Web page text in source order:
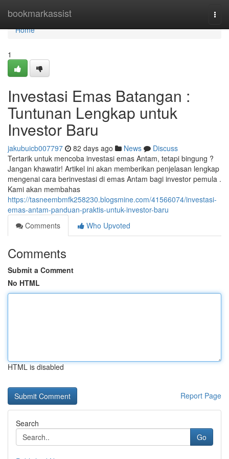
bookmarkassist
Home
Home
1
Investasi Emas Batangan :
Tuntunan Lengkap untuk
Investor Baru
jakubuicb007797 82 days ago News
Discuss
Tertarik untuk mencoba investasi emas Antam, tetapi bingung ?
Jangan khawatir! Artikel ini akan memberikan penjelasan lengkap
mengenai cara berinvestasi di emas Antam bagi investor pemula .
Kami akan membahas
https://tasneembmfk258230.blogsmine.com/41566074/investasi-
emas-antam-panduan-praktis-untuk-investor-baru
Comments
Who Upvoted
Comments
Submit a Comment
No HTML
HTML is disabled
Report Page
Search
Go